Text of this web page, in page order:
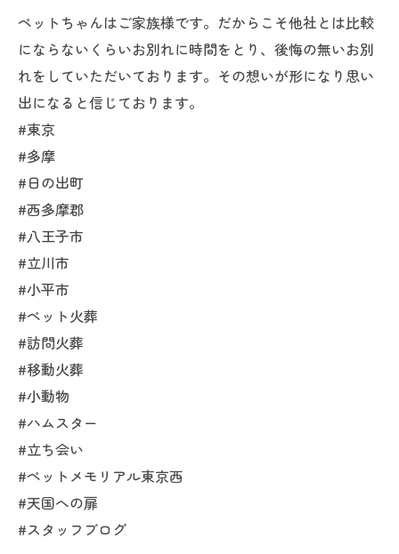
ペットちゃんはご家族様です。だからこそ他社とは比較
にならないくらいお別れに時間をとり、後悔の無いお別
れをしていただいております。その想いが形になり思い
出になると信じております。
#東京
#多摩
#日の出町
#西多摩郡
#八王子市
#立川市
#小平市
#ペット火葬
#訪問火葬
#移動火葬
#小動物
#ハムスター
#立ち会い
#ペットメモリアル東京西
#天国への扉
#スタッフブログ